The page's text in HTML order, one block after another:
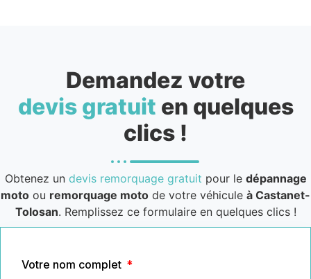
Demandez votre
devis gratuit en quelques
clics !
Obtenez un devis remorquage gratuit pour le dépannage
moto ou remorquage moto de votre véhicule à Castanet-
Tolosan. Remplissez ce formulaire en quelques clics !
Votre nom complet